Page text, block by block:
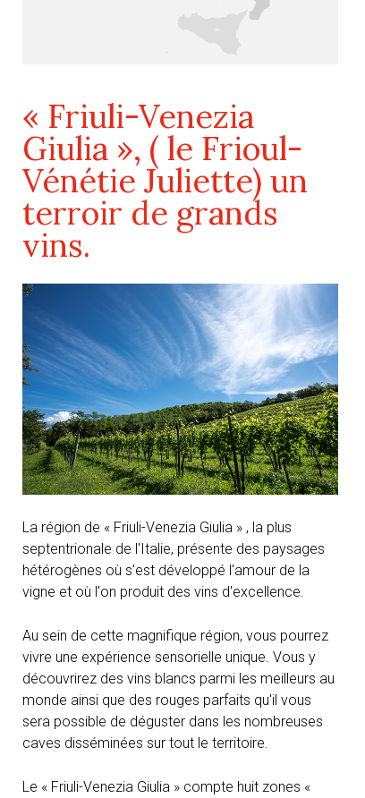
« Friuli-Venezia
Giulia », ( le Frioul-
Vénétie Juliette) un
terroir de grands
vins.
La région de « Friuli-Venezia Giulia » , la plus
septentrionale de l'Italie, présente des paysages
hétérogènes où s'est développé l'amour de la
vigne et où l'on produit des vins d'excellence.
Au sein de cette magnifique région, vous pourrez
vivre une expérience sensorielle unique. Vous y
découvrirez des vins blancs parmi les meilleurs au
monde ainsi que des rouges parfaits qu'il vous
sera possible de déguster dans les nombreuses
caves disséminées sur tout le territoire.
Le « Friuli-Venezia Giulia » compte huit zones «